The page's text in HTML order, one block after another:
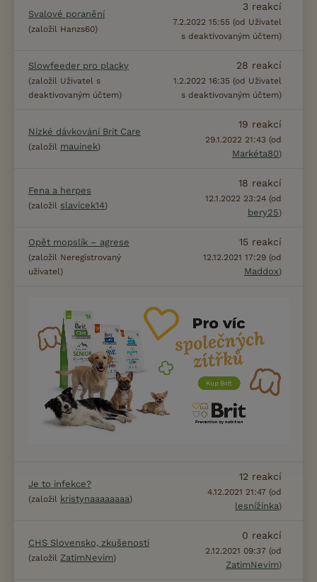
Svalové poranění
(založil Hanzs60)
3 reakcí
7.2.2022 15:55 (od Uživatel
s deaktivovaným účtem)
Slowfeeder pro placky
(založil Uživatel s
deaktivovaným účtem)
28 reakcí
1.2.2022 16:35 (od Uživatel
s deaktivovaným účtem)
Nízké dávkování Brit Care
(založil mauinek)
19 reakcí
29.1.2022 21:43 (od
Markéta80)
Fena a herpes
(založil slavicek14)
18 reakcí
12.1.2022 23:24 (od
bery25)
Opět mopslík – agrese
(založil Neregistrovaný
uživatel)
15 reakcí
12.12.2021 17:29 (od
Maddox)
Je to infekce?
(založil kristynaaaaaaaa)
12 reakcí
4.12.2021 21:47 (od
lesnížínka)
CHS Slovensko, zkušenosti
(založil ZatimNevim)
0 reakcí
2.12.2021 09:37 (od
ZatimNevim)